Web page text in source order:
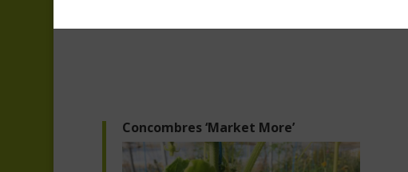
Concombres ‘Market More’